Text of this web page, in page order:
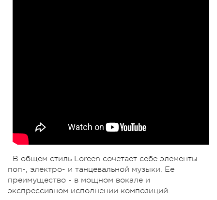
В общем стиль Loreen сочетает себе элементы
поп-, электро- и танцевальной музыки. Ее
преимущество - в мощном вокале и
экспрессивном исполнении композиций.